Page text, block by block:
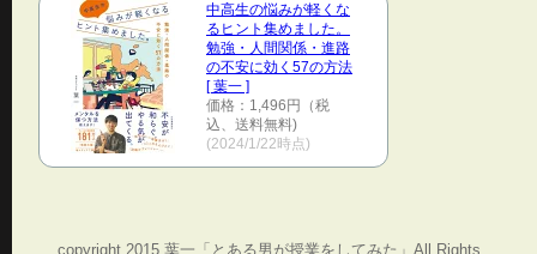
中高生の悩みが軽くな
るヒント集めました。
勉強・人間関係・進路
の不安に効く57の方法
[ 葉一 ]
価格：1,496円（税
込、送料無料)
(2024/1/22時点)
copyright 2015 葉一「とある男が授業をしてみた」All Rights